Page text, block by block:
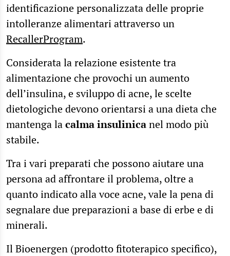
identificazione personalizzata delle proprie
intolleranze alimentari attraverso un
RecallerProgram.
Considerata la relazione esistente tra
alimentazione che provochi un aumento
dell’insulina, e sviluppo di acne, le scelte
dietologiche devono orientarsi a una dieta che
mantenga lacalma insulinicanel modo più
stabile.
Tra i vari preparati che possono aiutare una
persona ad affrontare il problema, oltre a
quanto indicato alla voce acne, vale la pena di
segnalare due preparazioni a base di erbe e di
minerali.
Il Bioenergen (prodotto fitoterapico specifico),